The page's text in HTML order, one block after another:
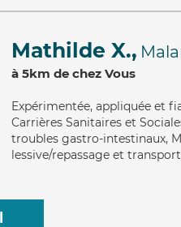
Mathilde X.,
à 5km de chez Vous
Expérimentée, appliquée et
Carrières Sanitaires et
troubles gastro-intestinaux,
lessive/repassage et